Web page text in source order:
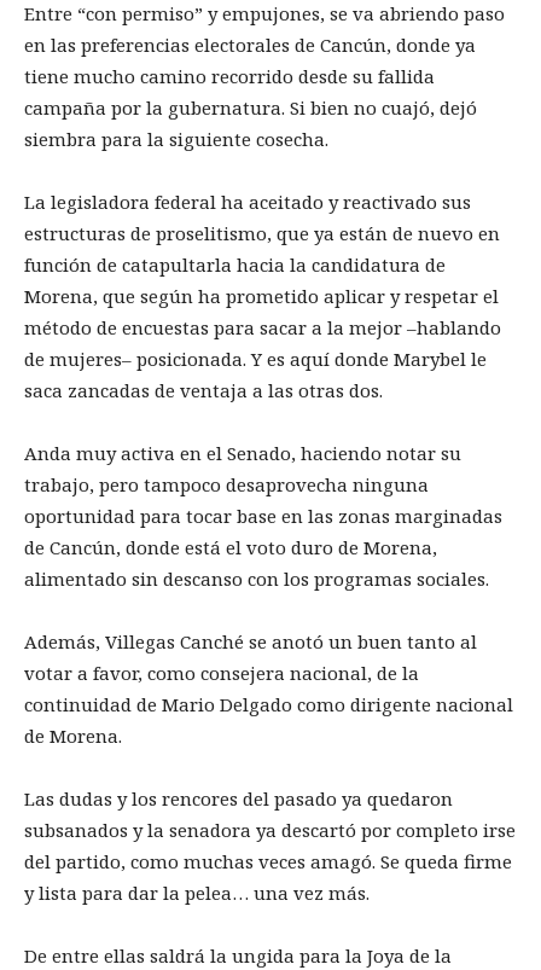
Entre “con permiso” y empujones, se va abriendo paso
en las preferencias electorales de Cancún, donde ya
tiene mucho camino recorrido desde su fallida
campaña por la gubernatura. Si bien no cuajó, dejó
siembra para la siguiente cosecha.
La legisladora federal ha aceitado y reactivado sus
estructuras de proselitismo, que ya están de nuevo en
función de catapultarla hacia la candidatura de
Morena, que según ha prometido aplicar y respetar el
método de encuestas para sacar a la mejor –hablando
de mujeres– posicionada. Y es aquí donde Marybel le
saca zancadas de ventaja a las otras dos.
Anda muy activa en el Senado, haciendo notar su
trabajo, pero tampoco desaprovecha ninguna
oportunidad para tocar base en las zonas marginadas
de Cancún, donde está el voto duro de Morena,
alimentado sin descanso con los programas sociales.
Además, Villegas Canché se anotó un buen tanto al
votar a favor, como consejera nacional, de la
continuidad de Mario Delgado como dirigente nacional
de Morena.
Las dudas y los rencores del pasado ya quedaron
subsanados y la senadora ya descartó por completo irse
del partido, como muchas veces amagó. Se queda firme
y lista para dar la pelea… una vez más.
De entre ellas saldrá la ungida para la Joya de la